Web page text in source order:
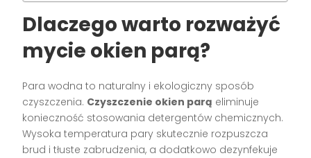
Dlaczego warto rozważyć
mycie okien parą?
Para wodna to naturalny i ekologiczny sposób
czyszczenia. Czyszczenie okien parą eliminuje
konieczność stosowania detergentów chemicznych.
Wysoka temperatura pary skutecznie rozpuszcza
brud i tłuste zabrudzenia, a dodatkowo dezynfekuje